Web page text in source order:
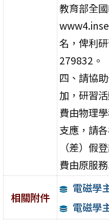
教育部全
名，俾利
279832。
四、請協
加，研習
費由物理
支應，請
（差）假
費由原服
相關附件
電磁學
電磁學